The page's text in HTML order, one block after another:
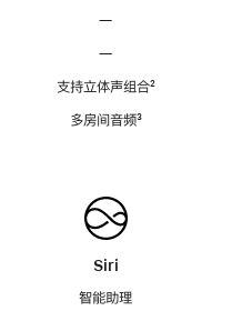
—
—
支持立体声组合脚
²
多房间音频脚
³
Siri
智能助理